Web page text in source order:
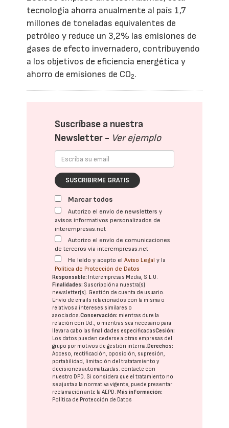
tecnología ahorra anualmente al país 1,7
millones de toneladas equivalentes de
petróleo y reduce un 3,2% las emisiones de
gases de efecto invernadero, contribuyendo
a los objetivos de eficiencia energética y
ahorro de emisiones de CO2.
Suscríbase a nuestra
Newsletter - Ver ejemplo
SUSCRIBIRME GRATIS
Marcar todos
Autorizo el envío de newsletters y
avisos informativos personalizados de
interempresas.net
Autorizo el envío de comunicaciones
de terceros vía interempresas.net
He leído y acepto elAviso Legal y la
Política de Protección de Datos
Responsable: Interempresas Media, S.L.U.
Finalidades: Suscripción a nuestra(s)
newsletter(s). Gestión de cuenta de usuario.
Envío de emails relacionados con la misma o
relativos a intereses similares o
asociados.Conservación: mientras dure la
relación con Ud., o mientras sea necesario para
llevar a cabo las finalidades especificadasCesión:
Los datos pueden cederse a otras empresas del
grupo por motivos de gestión interna. Derechos:
Acceso, rectificación, oposición, supresión,
portabilidad, limitación del tratatamiento y
decisiones automatizadas: contacte con
nuestro DPD. Si considera que el tratamiento no
se ajusta a la normativa vigente, puede presentar
reclamación ante laAEPD. Más información:
Política de Protección de Datos